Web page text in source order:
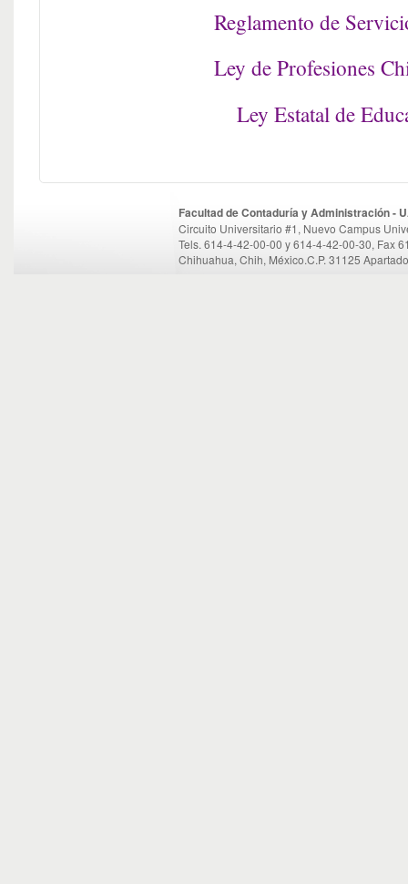
Reglamento de
Ley de Profesiones
Ley Estatal de
Facultad de Contaduría y Administración -
Circuito Universitario #1, Nuevo Campus
Tels. 614-4-42-00-00 y 614-4-42-00-30, Fax
Chihuahua, Chih, México.C.P. 31125